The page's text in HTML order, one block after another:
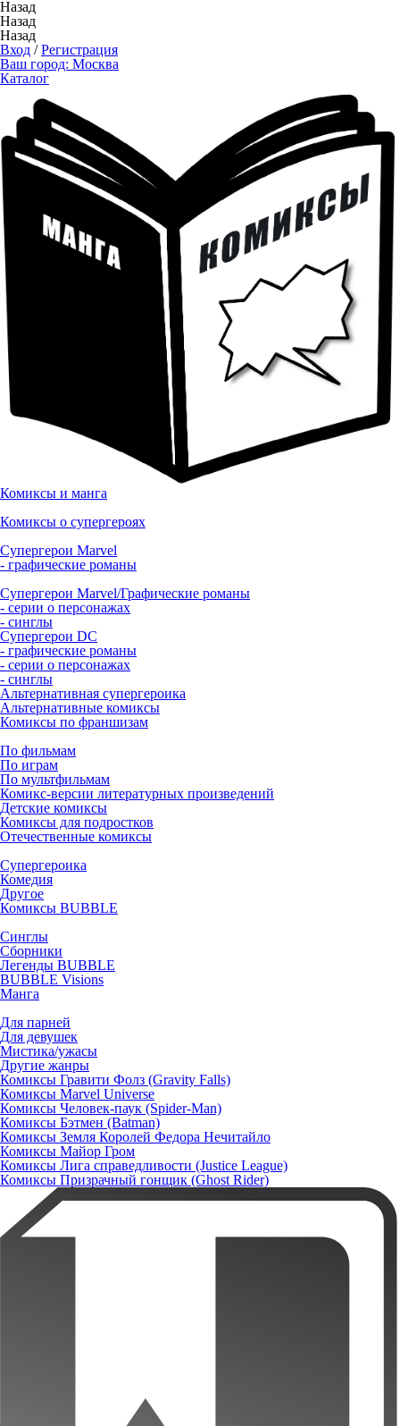
Назад
Назад
Назад
Вход /Регистрация
Ваш город: Москва
Каталог
Комиксы и манга
Комиксы о супергероях
Супергерои Marvel
- графические романы
Супергерои Marvel/Графические романы
- серии о персонажах
- синглы
Супергерои DC
- графические романы
- серии о персонажах
- синглы
Альтернативная супергероика
Альтернативные комиксы
Комиксы по франшизам
По фильмам
По играм
По мультфильмам
Комикс-версии литературных произведений
Детские комиксы
Комиксы для подростков
Отечественные комиксы
Супергероика
Комедия
Другое
Комиксы BUBBLE
Синглы
Сборники
Легенды BUBBLE
BUBBLE Visions
Манга
Для парней
Для девушек
Мистика/ужасы
Другие жанры
Комиксы Гравити Фолз (Gravity Falls)
Комиксы Marvel Universe
Комиксы Человек-паук (Spider-Man)
Комиксы Бэтмен (Batman)
Комиксы Земля Королей Федора Нечитайло
Комиксы Майор Гром
Комиксы Лига справедливости (Justice League)
Комиксы Призрачный гонщик (Ghost Rider)